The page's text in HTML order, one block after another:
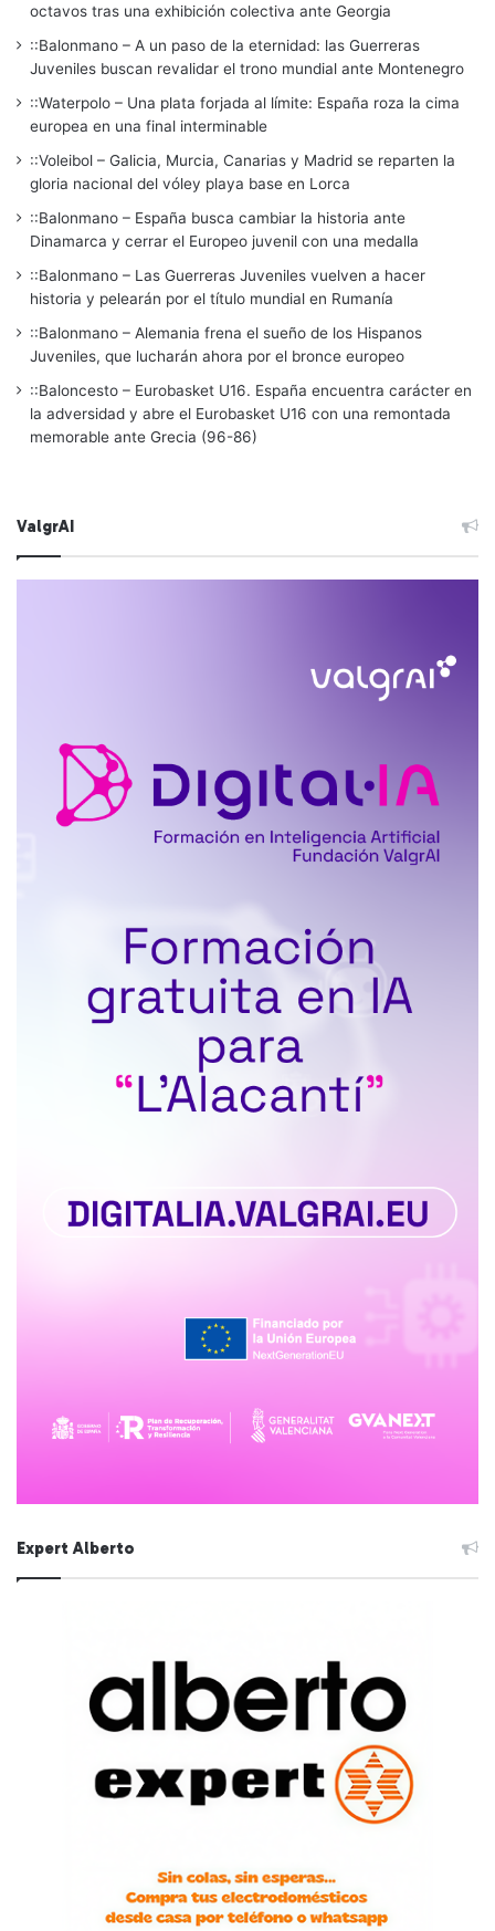
octavos tras una exhibición colectiva ante Georgia
::Balonmano – A un paso de la eternidad: las Guerreras
Juveniles buscan revalidar el trono mundial ante Montenegro
::Waterpolo – Una plata forjada al límite: España roza la cima
europea en una final interminable
::Voleibol – Galicia, Murcia, Canarias y Madrid se reparten la
gloria nacional del vóley playa base en Lorca
::Balonmano – España busca cambiar la historia ante
Dinamarca y cerrar el Europeo juvenil con una medalla
::Balonmano – Las Guerreras Juveniles vuelven a hacer
historia y pelearán por el título mundial en Rumanía
::Balonmano – Alemania frena el sueño de los Hispanos
Juveniles, que lucharán ahora por el bronce europeo
::Baloncesto – Eurobasket U16. España encuentra carácter en
la adversidad y abre el Eurobasket U16 con una remontada
memorable ante Grecia (96-86)
ValgrAI
Expert Alberto